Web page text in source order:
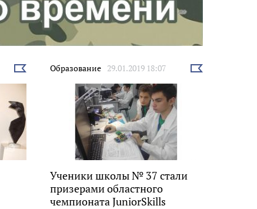
Выбрать
Образование 29.01.2019 18:07
Выбрать
Ученики школы № 37 стали
призерами областного
чемпионата JuniorSkills